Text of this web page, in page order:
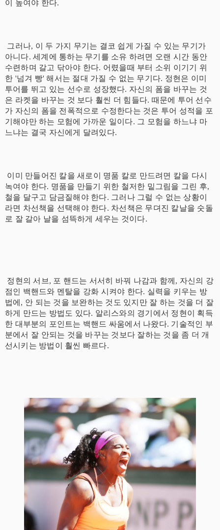
이 높여야 한다.
그러나, 이 두 가지 무기는 결코 쉽게 가질 수 있는 무기가
아니다. 세계에 통하는 무기를 소유 하려면 오랜 시간 동안
수련하며 갈고 닦아야 한다. 어렸을때 부터 소위 이기기 위
한 '넘겨 빵' 해서는 절대 가질 수 없는 무기다. 정현은 이미
투어를 뛰고 있는 선수로 성장했다. 자신의 폼을 바꾸는 것
은 라켓을 바꾸는 것 보다 훨씬 더 힘들다. 때문에 투어 선수
가 자신의 폼을 전폭적으로 수정한다는 것은 투어 성적을 포
기해야만 하는 모험에 가까운 일이다. 그 모험을 하느냐 마
느냐는 결국 자신에게 달려있다.
이미 만들어진 칼을 새로이 명품 칼로 만드려면 칼을 다시
녹여야 한다. 명품을 만들기 위한 철저한 밑그림을 그린 후,
철을 달구고 담금질해야 한다. 그러나 그럴 수 없는 상황이
라면 차선책을 선택해야 한다. 차선책은 무뎌진 칼날을 숫돌
로 잘 갈아 날을 섬뜩하게 세우는 것이다.
정현의 서브, 포 핸드는 서서히 바꿔 나감과 함께, 자신의 강
점인 백핸드와 멘탈을 강화 시켜야 한다. 실력을 키우는 방
법에, 안 되는 것을 보완하는 것도 있지만 잘 하는 것을 더 잘
하게 만드는 방법도 있다. 알리스와의 경기에서 정현이 획득
한 대부분의 포인트는 백핸드 싸움에서 나왔다. 기술적인 부
분에서 잘 안되는 것을 바꾸는 것보다 잘하는 것을 좀 더 개
선시키는 방법이 훨씬 빠르다.